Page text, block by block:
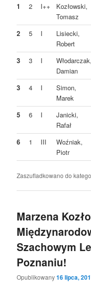
1 2 I++
Kozłowski,
Tomasz
2 5 I
Lisiecki,
Robert
3 3 I
Włodarczak,
Damian
3 4 I
Simon,
Marek
5 6 I
Janicki,
Rafał
6 1 III
Woźniak,
Piotr
Zaszufladkowano do
Marzena
Szachowym
Poznaniu!
Opublikowany16 lipca,